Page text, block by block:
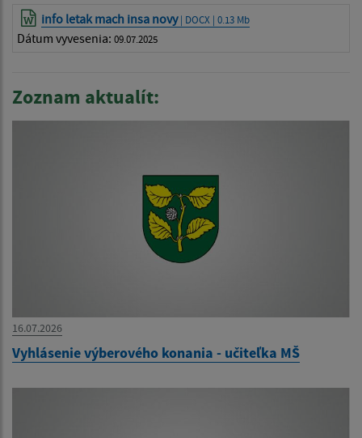
info letak mach insa novy| DOCX | 0.13 Mb
Dátum vyvesenia: 09.07.2025
Zoznam aktualít:
16.07.2026
Vyhlásenie výberového konania - učiteľka MŠ